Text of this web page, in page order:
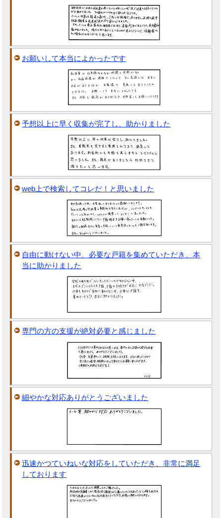
お願いして本当によかったです
予想以上に早く収集が完了し、助かりました
web上で検索してコレだ！と思いました
自由に動けない中、必要な戸籍を集めていただき、本
当に助かりました
専門の方の支援が絶対必要と感じました
細やかな対応ありがとうございました
迅速かつていねいな対応をしていただき、非常に満足
しております